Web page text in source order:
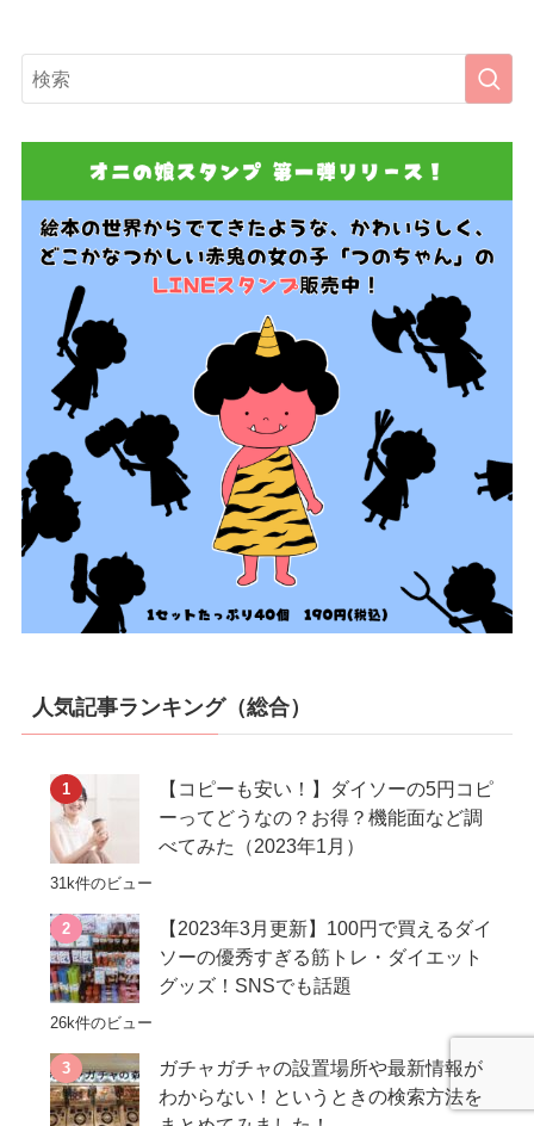
人気記事ランキング（総合）
【コピーも安い！】ダイソーの5円コピ
ーってどうなの？お得？機能面など調
べてみた（2023年1月）
31k件のビュー
【2023年3月更新】100円で買えるダイ
ソーの優秀すぎる筋トレ・ダイエット
グッズ！SNSでも話題
26k件のビュー
ガチャガチャの設置場所や最新情報が
わからない！というときの検索方法を